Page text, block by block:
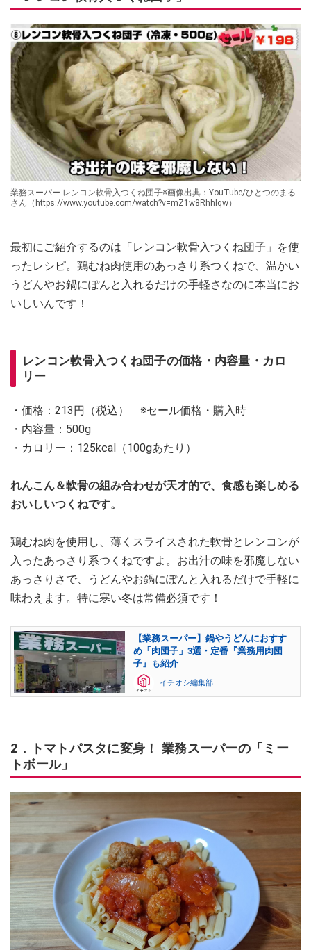
業務スーパー レンコン軟骨入つくね団子※画像出典：YouTube/ひとつのまる
さん（https://www.youtube.com/watch?v=mZ1w8Rhhlqw）
最初にご紹介するのは「レンコン軟骨入つくね団子」を使
ったレシピ。鶏むね肉使用のあっさり系つくねで、温かい
うどんやお鍋にぽんと入れるだけの手軽さなのに本当にお
いしいんです！
レンコン軟骨入つくね団子の価格・内容量・カロ
リー
・価格：213円（税込） ※セール価格・購入時
・内容量：500g
・カロリー：125kcal（100gあたり）
れんこん＆軟骨の組み合わせが天才的で、食感も楽しめる
おいしいつくねです。
鶏むね肉を使用し、薄くスライスされた軟骨とレンコンが
入ったあっさり系つくねですよ。お出汁の味を邪魔しない
あっさりさで、うどんやお鍋にぽんと入れるだけで手軽に
味わえます。特に寒い冬は常備必須です！
【業務スーパー】鍋やうどんにおすす
め「肉団子」3選・定番『業務用肉団
子』も紹介
イチオシ編集部
2．トマトパスタに変身！ 業務スーパーの「ミー
トボール」